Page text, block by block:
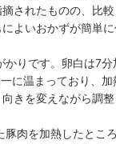
されたものの、 比
よいおかずが簡単に
かりです。卵白は7
に温まっており、加
きを変えながら調整
豚肉を加熱したとこ